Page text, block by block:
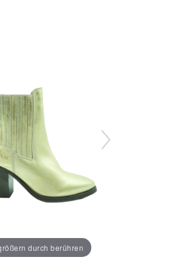
durch berühren